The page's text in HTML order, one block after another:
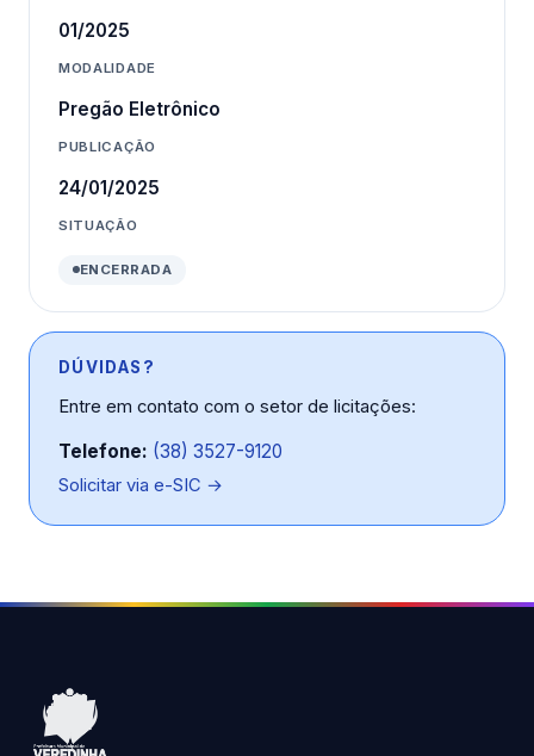
01/2025
MODALIDADE
Pregão Eletrônico
PUBLICAÇÃO
24/01/2025
SITUAÇÃO
ENCERRADA
DÚVIDAS?
Entre em contato com o setor de licitações:
Telefone: (38) 3527-9120
Solicitar via e-SIC →